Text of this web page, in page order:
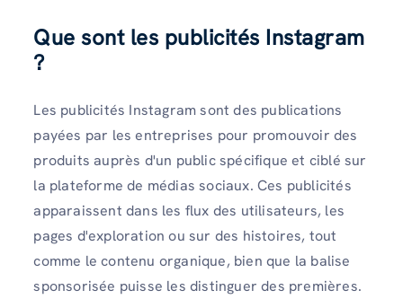
Que sont les publicités Instagram
?
Les publicités Instagram sont des publications
payées par les entreprises pour promouvoir des
produits auprès d'un public spécifique et ciblé sur
la plateforme de médias sociaux. Ces publicités
apparaissent dans les flux des utilisateurs, les
pages d'exploration ou sur des histoires, tout
comme le contenu organique, bien que la balise
sponsorisée puisse les distinguer des premières.